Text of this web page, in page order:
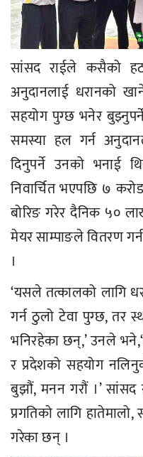
सांसद राईले कसैको
अनुदानलाई धरानको
सहयोग पुग्छ भनेर
समस्या हल गर्न
दिनुपर्ने उनको भनाई
निवार्चित भएपछि ७
बोरिङ गरेर दैनिक ५०
मेयर साम्पाङले वितरण
।
‘यसले तत्कालको लागि
गर्न ठुलो टेवा पुग्छ, तर
भनिरहेका छन्,’ उनले
र प्रदेशको सहयोग
बुझौं, मनन गरौं ।’ सांसद
प्रगतिको लागि
गरेका छन् ।